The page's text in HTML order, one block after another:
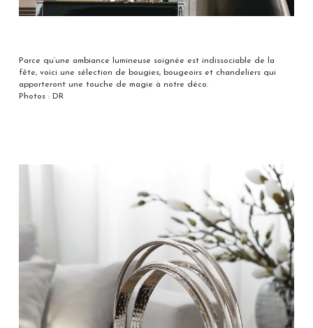
Parce qu’une ambiance lumineuse soignée est indissociable de la
fête, voici une sélection de bougies, bougeoirs et chandeliers qui
apporteront une touche de magie à notre déco.
Photos : DR